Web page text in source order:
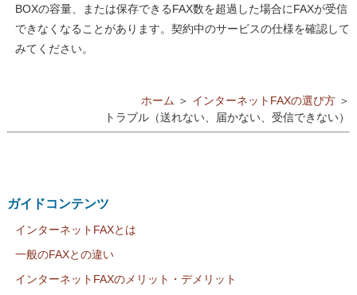
BOXの容量、または保存できるFAX数を超過した場合にFAXが受信
できなくなることがあります。契約中のサービスの仕様を確認して
みてください。
ホーム ＞ インターネットFAXの選び方 ＞
トラブル（送れない、届かない、受信できない）
ガイドコンテンツ
インターネットFAXとは
一般のFAXとの違い
インターネットFAXのメリット・デメリット